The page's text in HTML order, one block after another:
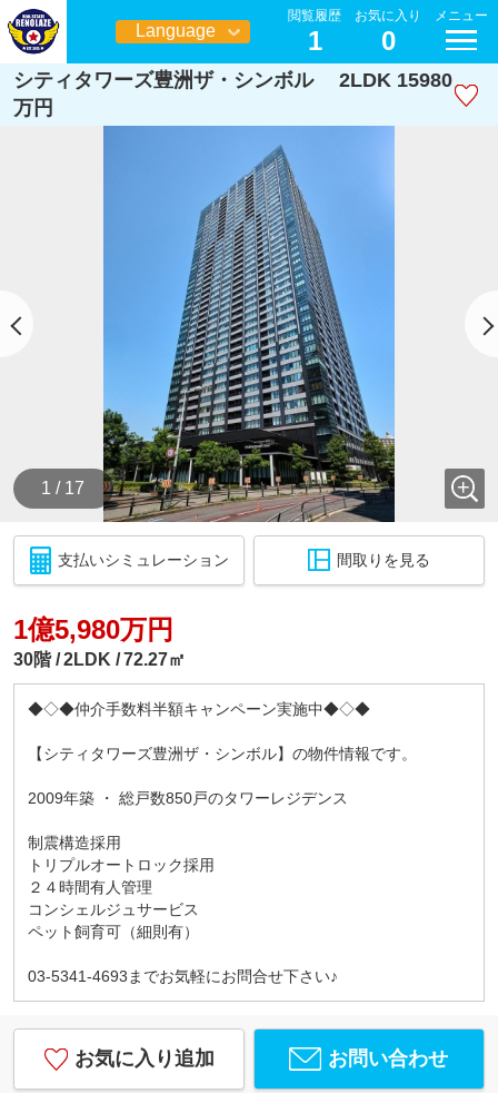
Language
日本語
閲覧履歴
1
お気に入り
0
メニュー
シティタワーズ豊洲ザ・シンボル 2LDK 15980
万円
1 / 17
支払いシミュレーション 間取りを見る
1億5,980万円
30階 2LDK 72.27㎡
◆◇◆仲介手数料半額キャンペーン実施中◆◇◆
【シティタワーズ豊洲ザ・シンボル】の物件情報です。
2009年築 ・ 総戸数850戸のタワーレジデンス
制震構造採用
トリプルオートロック採用
２４時間有人管理
コンシェルジュサービス
ペット飼育可（細則有）
03-5341-4693までお気軽にお問合せ下さい♪
お気に入り追加 お問い合わせ